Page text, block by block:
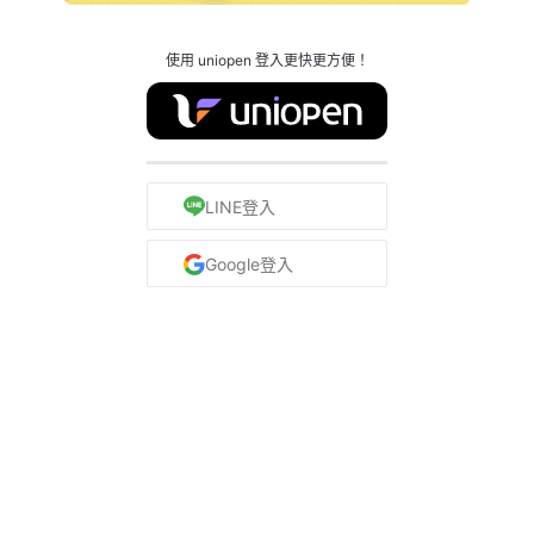
使用 uniopen 登入更快更方便！
LINE登入
Google登入